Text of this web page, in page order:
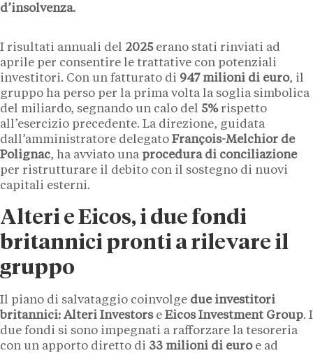
d’insolvenza.
I risultati annuali del 2025erano stati rinviati ad
aprile per consentire le trattative con potenziali
investitori. Con un fatturato di 947 milioni di euro, il
gruppo ha perso per la prima volta la soglia simbolica
del miliardo, segnando un calo del 5%rispetto
all’esercizio precedente. La direzione, guidata
dall’amministratore delegato François-Melchior de
Polignac, ha avviato una procedura di conciliazione
per ristrutturare il debito con il sostegno di nuovi
capitali esterni.
Alteri e Eicos, i due fondi
britannici pronti a rilevare il
gruppo
Il piano di salvataggio coinvolge due investitori
britannici: Alteri Investorse Eicos Investment Group. I
due fondi si sono impegnati a rafforzare la tesoreria
con un apporto diretto di 33 milioni di euroe ad